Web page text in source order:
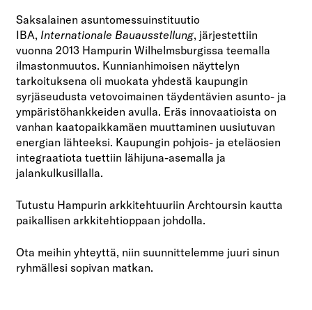
Saksalainen asuntomessuinstituutio
IBA, Internationale Bauausstellung, järjestettiin
vuonna 2013 Hampurin Wilhelmsburgissa teemalla
ilmastonmuutos. Kunnianhimoisen näyttelyn
tarkoituksena oli muokata yhdestä kaupungin
syrjäseudusta vetovoimainen täydentävien asunto- ja
ympäristöhankkeiden avulla. Eräs innovaatioista on
vanhan kaatopaikkamäen muuttaminen uusiutuvan
energian lähteeksi. Kaupungin pohjois- ja eteläosien
integraatiota tuettiin lähijuna-asemalla ja
jalankulkusillalla.
Tutustu Hampurin arkkitehtuuriin Archtoursin kautta
paikallisen arkkitehtioppaan johdolla.
Ota meihin yhteyttä, niin suunnittelemme juuri sinun
ryhmällesi sopivan matkan.